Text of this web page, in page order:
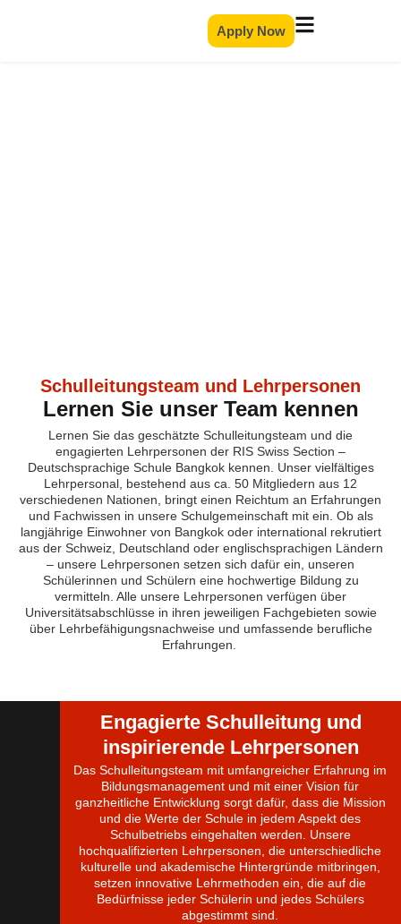
Apply Now
Schulleitungsteam und Lehrpersonen
Lernen Sie unser Team kennen
Lernen Sie das geschätzte Schulleitungsteam und die
engagierten Lehrpersonen der RIS Swiss Section –
Deutschsprachige Schule Bangkok kennen. Unser vielfältiges
Lehrpersonal, bestehend aus ca. 50 Mitgliedern aus 12
verschiedenen Nationen, bringt einen Reichtum an Erfahrungen
und Fachwissen in unsere Schulgemeinschaft mit ein. Ob als
langjährige Einwohner von Bangkok oder international rekrutiert
aus der Schweiz, Deutschland oder englischsprachigen Ländern
– unsere Lehrpersonen setzen sich dafür ein, unseren
Schülerinnen und Schülern eine hochwertige Bildung zu
vermitteln. Alle unsere Lehrpersonen verfügen über
Universitätsabschlüsse in ihren jeweiligen Fachgebieten sowie
über Lehrbefähigungsnachweise und umfassende berufliche
Erfahrungen.
Engagierte Schulleitung und
inspirierende Lehrpersonen
Das Schulleitungsteam mit umfangreicher Erfahrung im
Bildungsmanagement und mit einer Vision für
ganzheitliche Entwicklung sorgt dafür, dass die Mission
und die Werte der Schule in jedem Aspekt des
Schulbetriebs eingehalten werden. Unsere
hochqualifizierten Lehrpersonen, die unterschiedliche
kulturelle und akademische Hintergründe mitbringen,
setzen innovative Lehrmethoden ein, die auf die
Bedürfnisse jeder Schülerin und jedes Schülers
abgestimmt sind.